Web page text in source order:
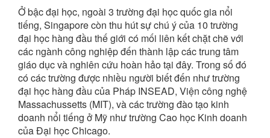
Ở bậc đại học, ngoài 3 trường đại học quốc gia nổi
tiếng, Singapore còn thu hút sự chú ý của 10 trường
đại học hàng đầu thế giới có mối liên kết chặt chẽ với
các ngành công nghiệp đến thành lập các trung tâm
giáo dục và nghiên cứu hoàn hảo tại đây. Trong số đó
có các trường được nhiều người biết đến như trường
đại học hàng đầu của Pháp INSEAD, Viện công nghệ
Massachussetts (MIT), và các trường đào tạo kinh
doanh nổi tiếng ở Mỹ như trường Cao học Kinh doanh
của Đại học Chicago.